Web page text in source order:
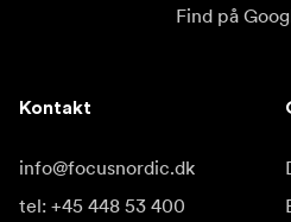
Find på
Kontakt
info@focusnordic.dk
tel: +45 448 53 400